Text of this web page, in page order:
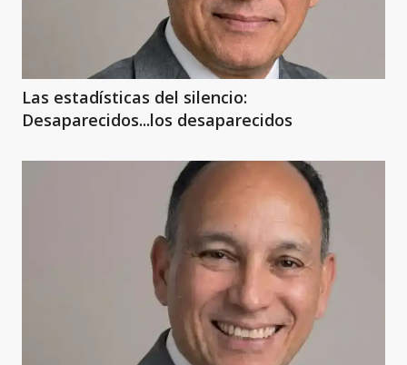
Las estadísticas del silencio:
Desaparecidos...los desaparecidos